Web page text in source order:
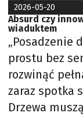
2026-05-20
Absurd czy
wiaduktem
„Posadzenie
prostu bez
rozwinąć
zaraz spotka
Drzewa